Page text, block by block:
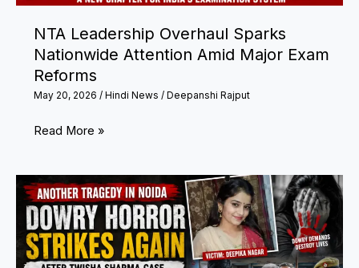
NTA Leadership Overhaul Sparks
Nationwide Attention Amid Major Exam
Reforms
May 20, 2026 / Hindi News / Deepanshi Rajput
NTA
Overhaul
Sparks
Nationwide
Attention
Amid
Read More »